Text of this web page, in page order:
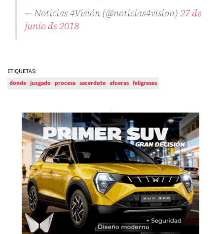
— Noticias 4Visión (@noticias4vision)27 de
junio de 2018
ETIQUETAS:
donde juzgado procesa sacerdote afueras feligreses